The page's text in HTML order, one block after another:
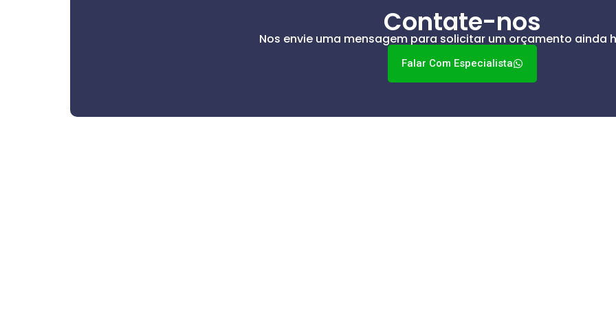
Contate-nos
Nos envie uma mensagem para solicitar um orçamento ainda
Falar Com Especialista